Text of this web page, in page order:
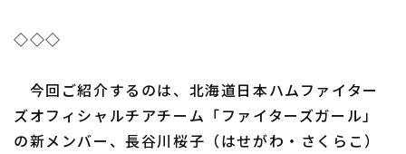
◇◇◇
今回ご紹介するのは、北海道日本ハムファイター
ズオフィシャルチアチーム「ファイターズガール」
の新メンバー、長谷川桜子（はせがわ・さくらこ）